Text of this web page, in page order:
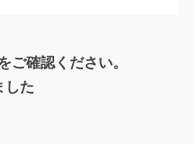
ご確認ください。
した